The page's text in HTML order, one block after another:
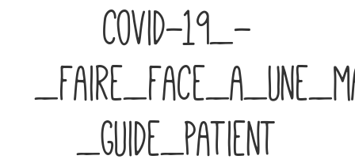
covid-19_-
_guide_patient